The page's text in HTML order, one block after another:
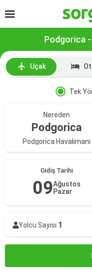
Podgorica
Uçak
Tek
Nereden
Podgorica
Podgorica Havalimanı
Gidiş Tarihi
09Ağustos
Pazar
Yolcu Sayısı:1